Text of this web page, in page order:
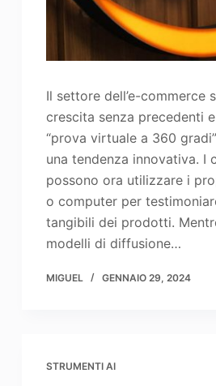
Il settore dell’e-commerce
crescita senza precedenti
“prova virtuale a 360
una tendenza innovativa. I
possono ora utilizzare i
o computer per
tangibili dei prodotti.
modelli di diffusione…
MIGUEL GENNAIO 29, 2024
STRUMENTI AI